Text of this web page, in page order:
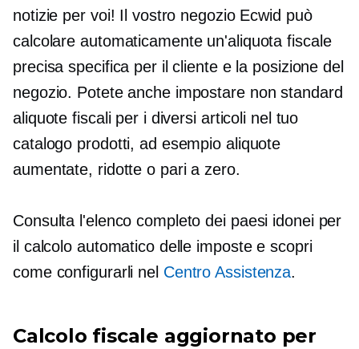
notizie per voi! Il vostro negozio Ecwid può
calcolare automaticamente un'aliquota fiscale
precisa specifica per il cliente e la posizione del
negozio. Potete anche impostare non standard
aliquote fiscali per i diversi articoli nel tuo
catalogo prodotti, ad esempio aliquote
aumentate, ridotte o pari a zero.
Consulta l'elenco completo dei paesi idonei per
il calcolo automatico delle imposte e scopri
come configurarli nel Centro Assistenza.
Calcolo fiscale aggiornato per